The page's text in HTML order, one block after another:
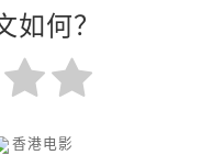
如何？
香港电影